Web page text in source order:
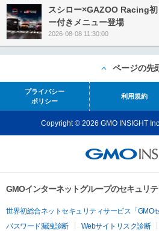
スシロー×GAZOO Racing
ー付きメニュー登場
2026-08-08 11:30:00
ページの先
プライバシー
ポリシー
利用規約
Copyright © 2026 GMO INSIGHT
GMOインターネットグループのセキュリ
世界初総合ネットセキュリティサービス「GMO
パスワード漏洩診断
Webサイトリスク診断